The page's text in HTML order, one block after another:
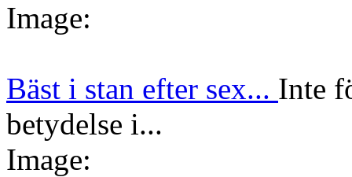
Image:
Bäst i stan efter sex... Inte
betydelse i...
Image: